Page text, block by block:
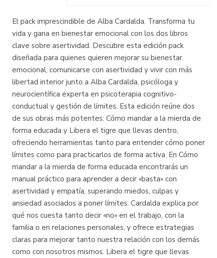
El pack imprescindible de Alba Cardalda. Transforma tu
vida y gana en bienestar emocional con los dos libros
clave sobre asertividad. Descubre esta edición pack
diseñada para quienes quieren mejorar su bienestar
emocional, comunicarse con asertividad y vivir con más
libertad interior junto a Alba Cardalda, psicóloga y
neurocientífica experta en psicoterapia cognitivo-
conductual y gestión de límites. Esta edición reúne dos
de sus obras más potentes: Cómo mandar a la mierda de
forma educada y Libera el tigre que llevas dentro,
ofreciendo herramientas tanto para entender cómo poner
límites como para practicarlos de forma activa. En Cómo
mandar a la mierda de forma educada encontrarás un
manual práctico para aprender a decir «basta» con
asertividad y empatía, superando miedos, culpas y
ansiedad asociados a poner límites. Cardalda explica por
qué nos cuesta tanto decir «no» en el trabajo, con la
familia o en relaciones personales, y ofrece estrategias
claras para mejorar tanto nuestra relación con los demás
como con nosotros mismos. Libera el tigre que llevas